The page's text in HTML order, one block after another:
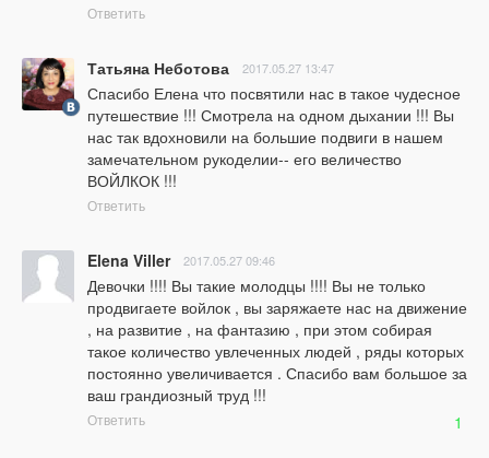
Ответить
Татьяна Неботова 2017.05.27 13:47
Спасибо Елена что посвятили нас в такое чудесное
путешествие !!! Смотрела на одном дыхании !!! Вы
нас так вдохновили на большие подвиги в нашем
замечательном рукоделии-- его величество
ВОЙЛКОК !!!
Ответить
Elena Viller 2017.05.27 09:46
Девочки !!!! Вы такие молодцы !!!! Вы не только
продвигаете войлок , вы заряжаете нас на движение
, на развитие , на фантазию , при этом собирая
такое количество увлеченных людей , ряды которых
постоянно увеличивается . Спасибо вам большое за
ваш грандиозный труд !!!
Ответить 1